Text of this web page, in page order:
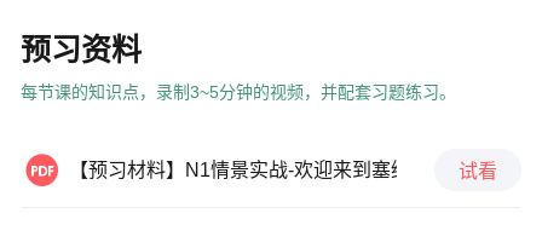
预习资料
每节课的知识点，录制3~5分钟的视频，并配套习题练习。
 【预习材料】N1情景实战-欢迎来到塞维利亚 试看